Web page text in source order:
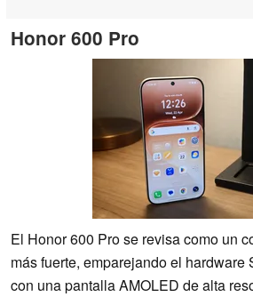
Honor 600 Pro
El Honor 600 Pro se revisa como un
más fuerte, emparejando el hardware
con una pantalla AMOLED de alta